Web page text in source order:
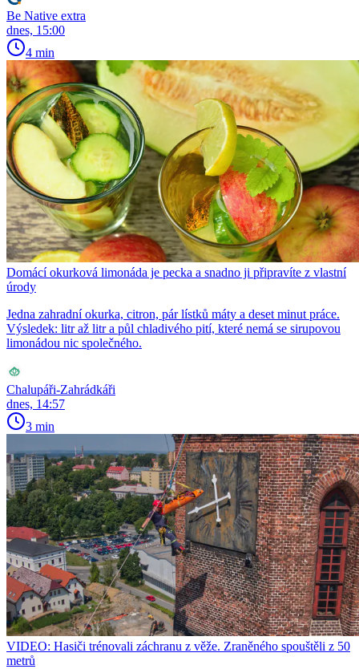
Be Native extra
dnes, 15:00
4 min
Domácí okurková limonáda je pecka a snadno ji připravíte z vlastní
úrody
Jedna zahradní okurka, citron, pár lístků máty a deset minut práce.
Výsledek: litr až litr a půl chladivého pití, které nemá se sirupovou
limonádou nic společného.
Chalupáři-Zahrádkáři
dnes, 14:57
3 min
VIDEO: Hasiči trénovali záchranu z věže. Zraněného spouštěli z 50
metrů